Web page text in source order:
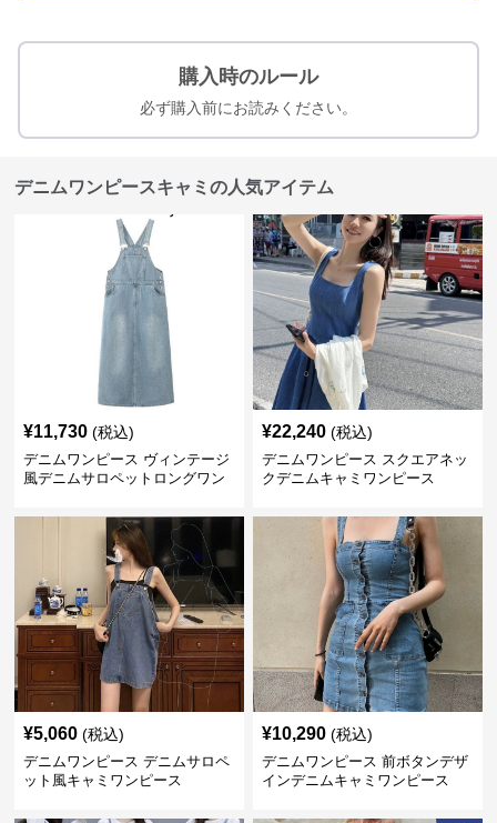
購入時のルール
必ず購入前にお読みください。
デニムワンピースキャミの人気アイテム
¥11,730 (税込)
デニムワンピース ヴィンテージ
風デニムサロペットロングワン
¥22,240 (税込)
デニムワンピース スクエアネッ
クデニムキャミワンピース
¥5,060 (税込)
デニムワンピース デニムサロペ
ット風キャミワンピース
¥10,290 (税込)
デニムワンピース 前ボタンデザ
インデニムキャミワンピース